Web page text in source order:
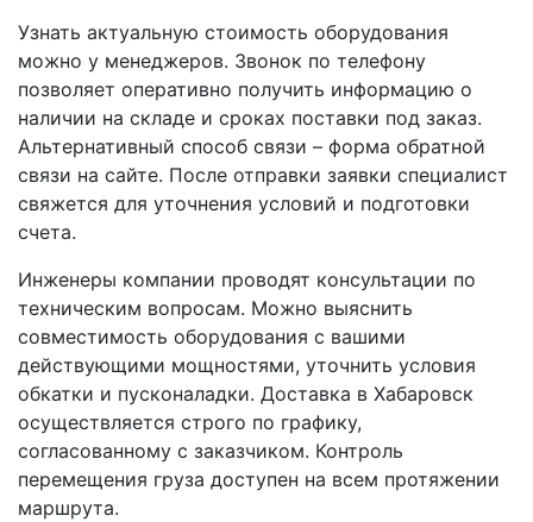
Узнать актуальную стоимость оборудования
можно у менеджеров. Звонок по телефону
позволяет оперативно получить информацию о
наличии на складе и сроках поставки под заказ.
Альтернативный способ связи – форма обратной
связи на сайте. После отправки заявки специалист
свяжется для уточнения условий и подготовки
счета.
Инженеры компании проводят консультации по
техническим вопросам. Можно выяснить
совместимость оборудования с вашими
действующими мощностями, уточнить условия
обкатки и пусконаладки. Доставка в Хабаровск
осуществляется строго по графику,
согласованному с заказчиком. Контроль
перемещения груза доступен на всем протяжении
маршрута.